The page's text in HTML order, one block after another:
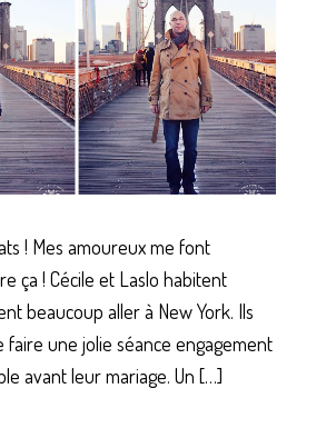
! Mes amoureux me font
ça ! Cécile et Laslo habitent
beaucoup aller à New York. Ils
faire une jolie séance engagement
avant leur mariage. Un […]